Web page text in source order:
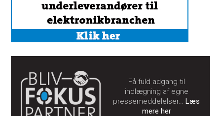
Få fuld adgang til
indlægning af egne
pressemeddelelser…Læs
mere her